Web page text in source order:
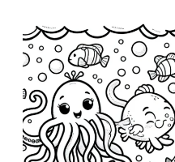
l
i
c
a
t
i
o
n